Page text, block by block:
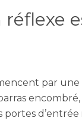
par